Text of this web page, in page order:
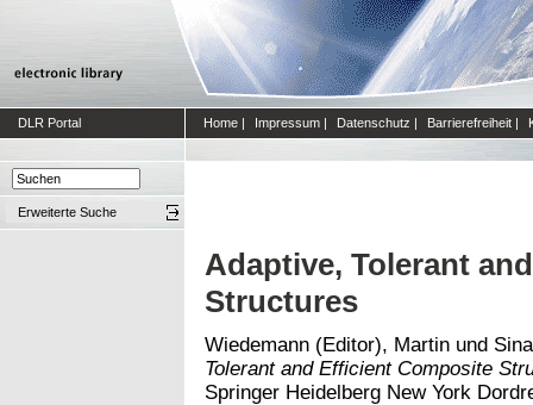
DLR Portal Home | Impressum | Datenschutz | Barrierefreiheit |
Erweiterte Suche
Adaptive, Tolerant
Structures
Wiedemann (Editor), Martin und
Tolerant and Efficient Composite
Springer Heidelberg New York